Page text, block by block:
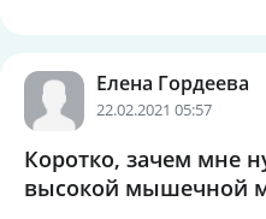
Елена Гордеева
22.02.2021 05:57
Коротко, зачем мне
высокой мышечной